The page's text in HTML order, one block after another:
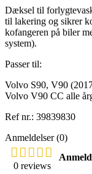
Dæksel til
til lakering og sikrer
kofangeren på biler
system).
Passer til:
Volvo S90, V90
Volvo V90 CC alle
Ref nr.: 39839830
Anmeldelser (0)
0 reviews